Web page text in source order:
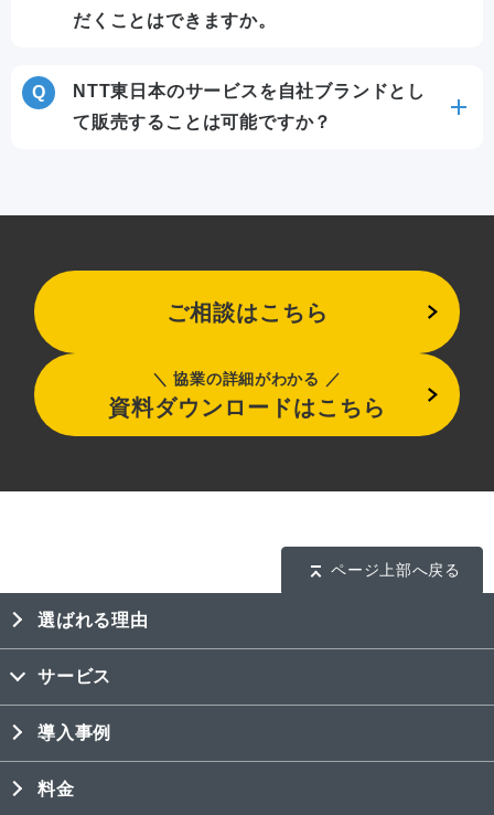
だくことはできますか。
NTT東日本のサービスを自社ブランドとし
て販売することは可能ですか？
ご相談はこちら
協業の詳細がわかる
資料ダウンロードはこちら
ページ上部へ戻る
選ばれる理由
サービス
導入事例
料金